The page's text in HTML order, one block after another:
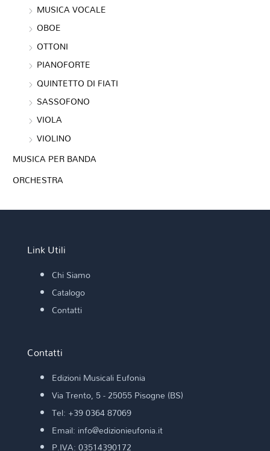
MUSICA VOCALE
OBOE
OTTONI
PIANOFORTE
QUINTETTO DI FIATI
SASSOFONO
VIOLA
VIOLINO
MUSICA PER BANDA
ORCHESTRA
Link Utili
Chi Siamo
Catalogo
Contatti
Contatti
Edizioni Musicali Eufonia
Via Trento, 5 - 25055 Pisogne (BS)
Tel: +39 0364 87069
Email: info@edizionieufonia.it
P.IVA: 03514390172